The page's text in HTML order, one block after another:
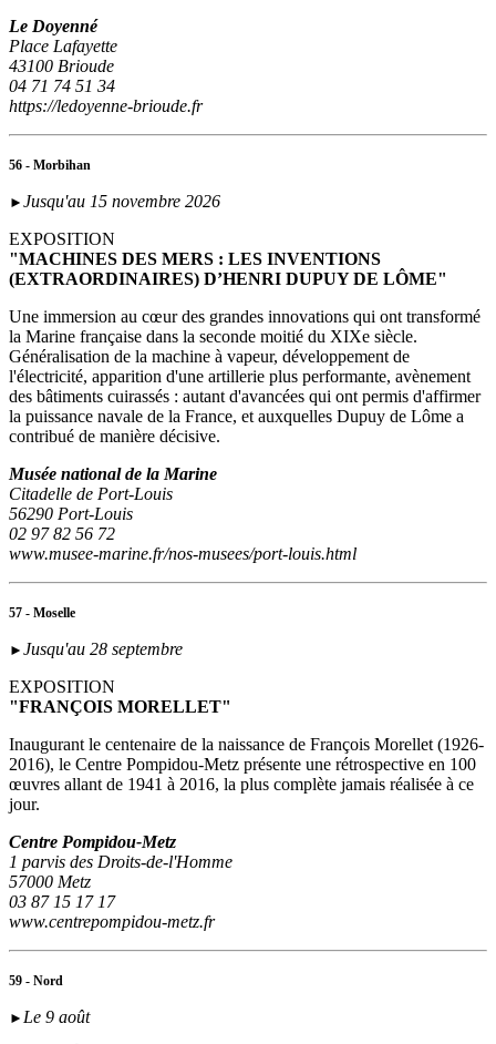
Le Doyenné
Place Lafayette
43100 Brioude
04 71 74 51 34
https://ledoyenne-brioude.fr
56 - Morbihan
► Jusqu'au 15 novembre 2026
EXPOSITION
"MACHINES DES MERS : LES INVENTIONS
(EXTRAORDINAIRES) D’HENRI DUPUY DE LÔME"
Une immersion au cœur des grandes innovations qui ont transformé
la Marine française dans la seconde moitié du XIXe siècle.
Généralisation de la machine à vapeur, développement de
l'électricité, apparition d'une artillerie plus performante, avènement
des bâtiments cuirassés : autant d'avancées qui ont permis d'affirmer
la puissance navale de la France, et auxquelles Dupuy de Lôme a
contribué de manière décisive.
Musée national de la Marine
Citadelle de Port-Louis
56290 Port-Louis
02 97 82 56 72
www.musee-marine.fr/nos-musees/port-louis.html
57 - Moselle
► Jusqu'au 28 septembre
EXPOSITION
"FRANÇOIS MORELLET"
Inaugurant le centenaire de la naissance de François Morellet (1926-
2016), le Centre Pompidou-Metz présente une rétrospective en 100
œuvres allant de 1941 à 2016, la plus complète jamais réalisée à ce
jour.
Centre Pompidou-Metz
1 parvis des Droits-de-l'Homme
57000 Metz
03 87 15 17 17
www.centrepompidou-metz.fr
59 - Nord
► Le 9 août